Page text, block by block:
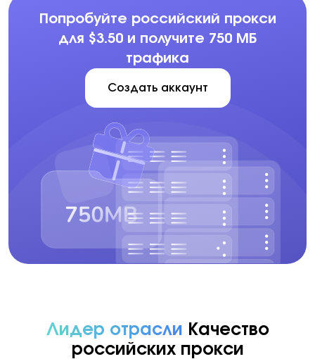
Попробуйте российский прокси
для $3.50 и получите 750 МБ
трафика
Создать аккаунт
Лидер отрасли Качество
российских прокси